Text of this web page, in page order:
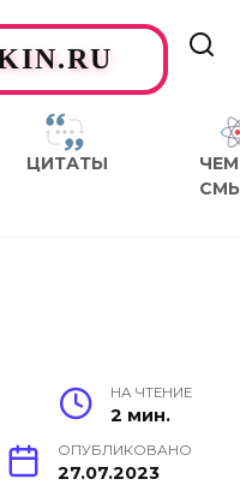
ЦИТАТЫ
ЧЕМ
НА ЧТЕНИЕ
2 мин.
ОПУБЛИКОВАНО
27.07.2023